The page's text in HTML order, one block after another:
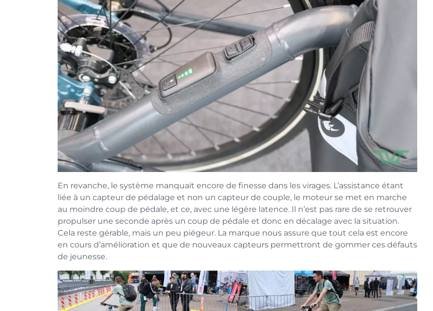
En revanche, le système manquait encore de finesse dans les virages. L’assistance étant
liée à un capteur de pédalage et non un capteur de couple, le moteur se met en marche
au moindre coup de pédale, et ce, avec une légère latence. Il n’est pas rare de se retrouver
propulser une seconde après un coup de pédale et donc en décalage avec la situation.
Cela reste gérable, mais un peu piégeur. La marque nous assure que tout cela est encore
en cours d’amélioration et que de nouveaux capteurs permettront de gommer ces défauts
de jeunesse.